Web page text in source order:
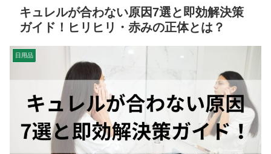
キュレルが合わない原因7選と即効解決策
ガイド！ヒリヒリ・赤みの正体とは？
日用品